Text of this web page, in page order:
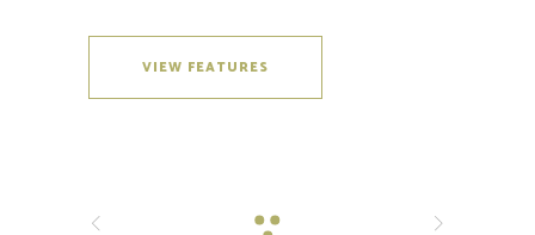
VIEW FEATURES